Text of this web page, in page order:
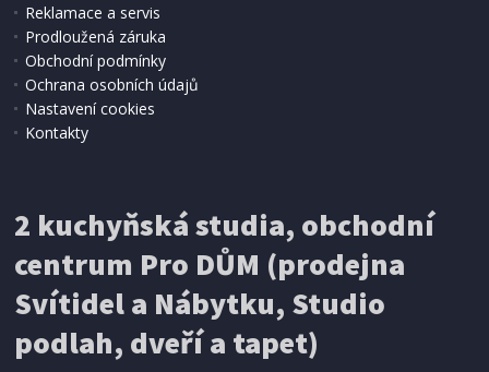
199 Kč Přidat do košíku
SÍŤ PROTI HMYZU
ProGarden KO-CY5910600 Síť proti hmyzu do
dveří magnetická 210 x 100 cm
Reklamace a servis
Prodloužená záruka
Obchodní podmínky
Ochrana osobních údajů
Nastavení cookies
Kontakty
2 kuchyňská studia, obchodní
centrum Pro DŮM (prodejna
Svítidel a Nábytku, Studio
podlah, dveří a tapet)